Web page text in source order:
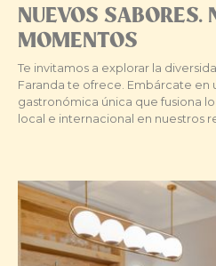
NUEVOS SABORES.
MOMENTOS
Te invitamos a explorar la
Faranda te ofrece. Embárcate en
gastronómica única que fusiona
local e internacional en nuestros